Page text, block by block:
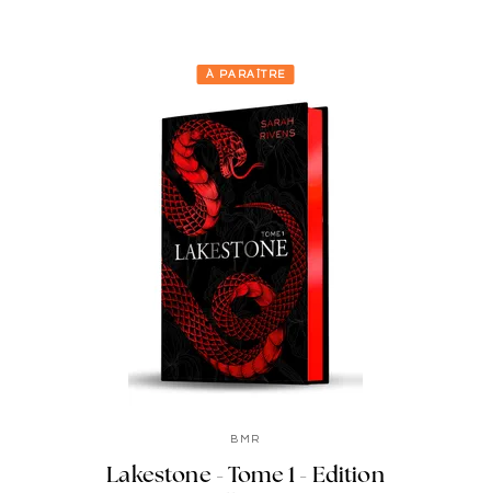
À PARAÎTRE
BMR
Lakestone - Tome 1 - Edition